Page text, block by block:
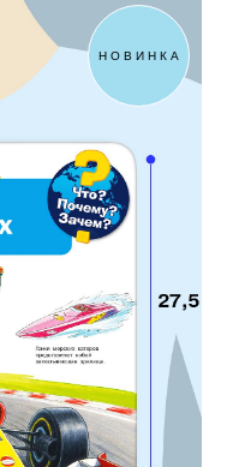
НОВИНКА